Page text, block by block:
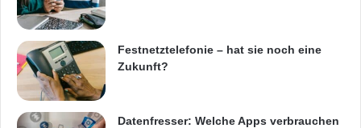
sprechen wir jetzt zum Safer Internet Day
(07.02.2012) mit dem Sophos-
Internetsicherheitsexperten Sascha Pfeiffer,
hallo.
Festnetztelefonie – hat sie noch eine
Zukunft?
Datenfresser: Welche Apps verbrauchen